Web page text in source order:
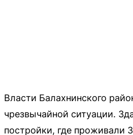
Власти Балахнинского
чрезвычайной ситуации.
постройки, где проживали